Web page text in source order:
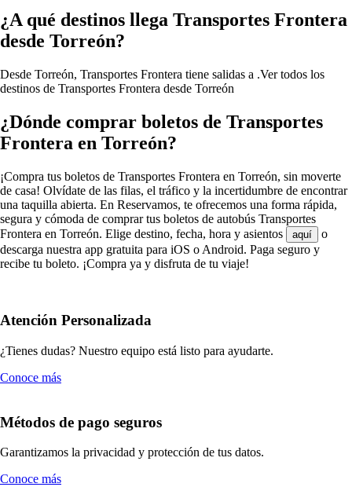
¿A qué destinos llega Transportes Frontera
desde Torreón?
Desde Torreón, Transportes Frontera tiene salidas a .Ver todos los
destinos de Transportes Frontera desde Torreón
¿Dónde comprar boletos de Transportes
Frontera en Torreón?
¡Compra tus boletos de Transportes Frontera en Torreón, sin moverte
de casa! Olvídate de las filas, el tráfico y la incertidumbre de encontrar
una taquilla abierta. En Reservamos, te ofrecemos una forma rápida,
segura y cómoda de comprar tus boletos de autobús Transportes
Frontera en Torreón. Elige destino, fecha, hora y asientos
aquí
o
descarga nuestra app gratuita para iOS o Android. Paga seguro y
recibe tu boleto. ¡Compra ya y disfruta de tu viaje!
Atención Personalizada
¿Tienes dudas? Nuestro equipo está listo para ayudarte.
Conoce más
Métodos de pago seguros
Garantizamos la privacidad y protección de tus datos.
Conoce más